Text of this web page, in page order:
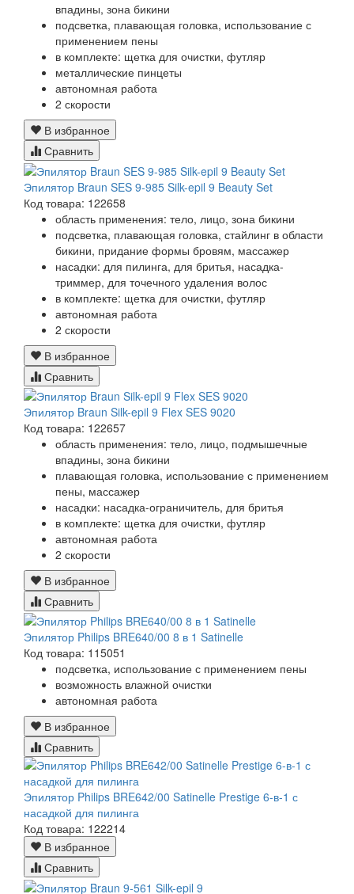
впадины, зона бикини
подсветка, плавающая головка, использование с
применением пены
в комплекте: щетка для очистки, футляр
металлические пинцеты
автономная работа
2 скорости
В избранное
Сравнить
Эпилятор Braun SES 9-985 Silk-epil 9 Beauty Set
Код товара: 122658
область применения: тело, лицо, зона бикини
подсветка, плавающая головка, стайлинг в области
бикини, придание формы бровям, массажер
насадки: для пилинга, для бритья, насадка-
триммер, для точечного удаления волос
в комплекте: щетка для очистки, футляр
автономная работа
2 скорости
В избранное
Сравнить
Эпилятор Braun Silk-epil 9 Flex SES 9020
Код товара: 122657
область применения: тело, лицо, подмышечные
впадины, зона бикини
плавающая головка, использование с применением
пены, массажер
насадки: насадка-ограничитель, для бритья
в комплекте: щетка для очистки, футляр
автономная работа
2 скорости
В избранное
Сравнить
Эпилятор Philips BRE640/00 8 в 1 Satinelle
Код товара: 115051
подсветка, использование с применением пены
возможность влажной очистки
автономная работа
В избранное
Сравнить
Эпилятор Philips BRE642/00 Satinelle Prestige 6-в-1 с
насадкой для пилинга
Код товара: 122214
В избранное
Сравнить